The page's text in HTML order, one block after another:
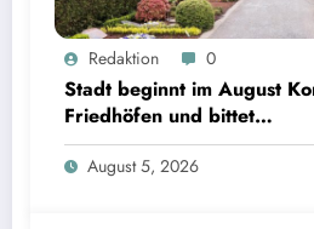
Redaktion 0
Stadt beginnt im August
Friedhöfen und bittet
Grabverantwortliche um
August 5, 2026